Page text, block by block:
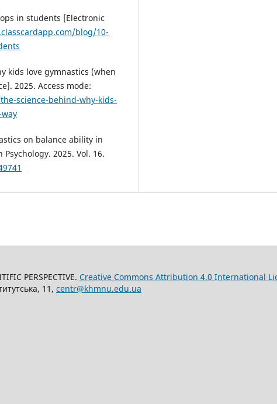
in students [Electronic
blog/10-
kids love gymnastics (when
2025. Access mode:
science-behind-why-kids-
on balance ability in
2025. Vol. 16.
PERSPECTIVE. Creative Commons Attribution 4.0 International
11, centr@khmnu.edu.ua